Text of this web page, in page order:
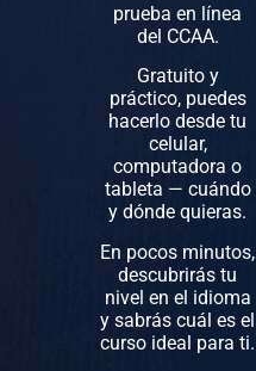
prueba en línea
del CCAA.
Gratuito y
práctico, puedes
hacerlo desde tu
celular,
computadora o
tableta — cuándo
y dónde quieras.
En pocos minutos,
descubrirás tu
nivel en el idioma
y sabrás cuál es el
curso ideal para ti.